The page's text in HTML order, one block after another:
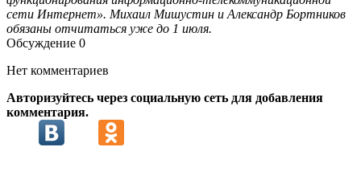
сети Интернет». Михаил Мишустин и Александр Бортников
обязаны отчитаться уже до 1 июля.
Обсуждение 0
Нет комментариев
Авторизуйтесь через социальную сеть для добавления
комментария.